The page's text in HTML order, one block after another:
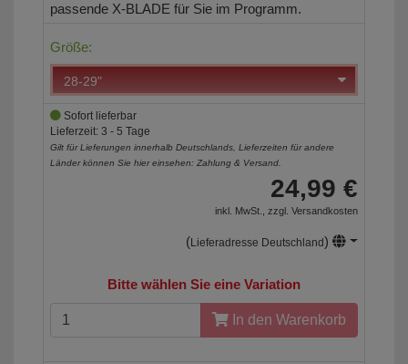
passende X-BLADE für Sie im Programm.
Größe:
Sofort lieferbar
Lieferzeit: 3 - 5 Tage
Gilt für Lieferungen innerhalb Deutschlands, Lieferzeiten für andere
Länder können Sie hier einsehen: Zahlung & Versand
24,99 €
inkl. MwSt., zzgl. Versandkosten
(Lieferadresse Deutschland)
Bitte wählen Sie eine Variation
In den Warenkorb